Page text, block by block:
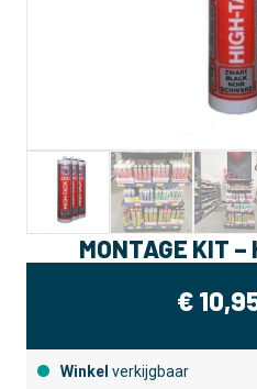
MONTAGE KIT –
€
Winkel verkijgbaar